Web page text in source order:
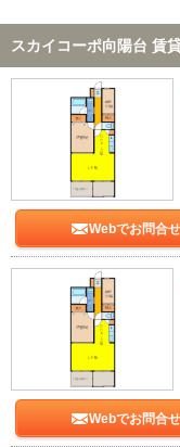
スカイコーポ向陽台 賃
Webでお問合せ
Webでお問合せ